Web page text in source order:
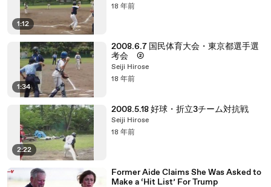
1:12
18 年前
1:34
2008.6.7 国民体育大会・東京都選手選
考会 ②
Seiji Hirose
18 年前
2:22
2008.5.18 好球・折立3チーム対抗戦
Seiji Hirose
18 年前
Former Aide Claims She Was Asked to
Make a ‘Hit List’ For Trump